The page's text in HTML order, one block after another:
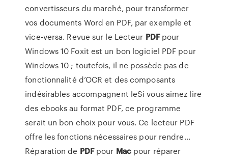
convertisseurs du marché, pour transformer
vos documents Word en PDF, par exemple et
vice-versa. Revue sur le Lecteur PDFpour
Windows 10 Foxit est un bon logiciel PDF pour
Windows 10 ; toutefois, il ne possède pas de
fonctionnalité d’OCR et des composants
indésirables accompagnent leSi vous aimez lire
des ebooks au format PDF, ce programme
serait un bon choix pour vous. Ce lecteur PDF
offre les fonctions nécessaires pour rendre...
Réparation de PDFpour Macpour réparer